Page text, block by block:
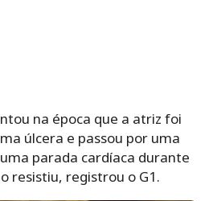
na época que a atriz foi
úlcera e passou por uma
parada cardíaca durante
resistiu, registrou o G1.